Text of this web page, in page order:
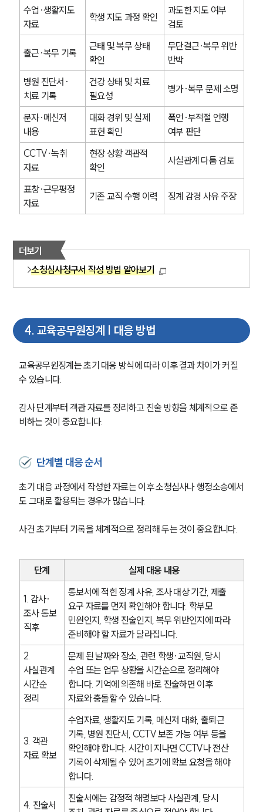
그룹소개
대륜의 강점
글로벌 파트너 로펌
고객의 소리
통합검색
AI대륜
업무사례
주요 업무사례
사례분석/최신동향
법률정보
법률지식인
고객후기
업무분야
헌법·행정·규제·개혁그룹 업무
수업·생활지도
자료
학생 지도 과정 확인
과도한 지도 여부
검토
출근·복무 기록
근태 및 복무 상태
확인
무단결근·복무 위반
반박
병원 진단서·
치료 기록
건강 상태 및 치료
필요성
병가·복무 문제 소명
문자·메신저
내용
대화 경위 및 실제
표현 확인
폭언·부적절 언행
여부 판단
CCTV·녹취
자료
현장 상황 객관적
확인
사실관계 다툼 검토
표창·근무평정
자료
기존 교직 수행 이력 징계 감경 사유 주장
더보기
소청심사청구서 작성 방법 알아보기
4. 교육공무원징계 | 대응 방법
교육공무원징계는 초기 대응 방식에 따라 이후 결과 차이가 커질
수 있습니다.
감사 단계부터 객관 자료를 정리하고 진술 방향을 체계적으로 준
비하는 것이 중요합니다.
단계별 대응 순서
초기 대응 과정에서 작성한 자료는 이후 소청심사나 행정소송에서
도 그대로 활용되는 경우가 많습니다.
사건 초기부터 기록을 체계적으로 정리해 두는 것이 중요합니다.
단계 실제 대응 내용
1. 감사·
조사 통보
직후
통보서에 적힌 징계 사유, 조사 대상 기간, 제출
요구 자료를 먼저 확인해야 합니다. 학부모
민원인지, 학생 진술인지, 복무 위반인지에 따라
준비해야 할 자료가 달라집니다.
2.
사실관계
시간순
정리
문제 된 날짜와 장소, 관련 학생·교직원, 당시
수업 또는 업무 상황을 시간순으로 정리해야
합니다. 기억에 의존해 바로 진술하면 이후
자료와 충돌할 수 있습니다.
3. 객관
자료 확보
수업자료, 생활지도 기록, 메신저 대화, 출퇴근
기록, 병원 진단서, CCTV 보존 가능 여부 등을
확인해야 합니다. 시간이 지나면 CCTV나 전산
기록이 삭제될 수 있어 초기에 확보 요청을 해야
합니다.
4. 진술서
진술서에는 감정적 해명보다 사실관계, 당시